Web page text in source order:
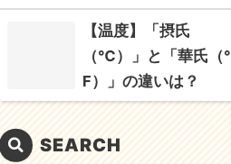
【温度】「摂氏
（℃）」と「華氏（°
F）」の違いは？
SEARCH